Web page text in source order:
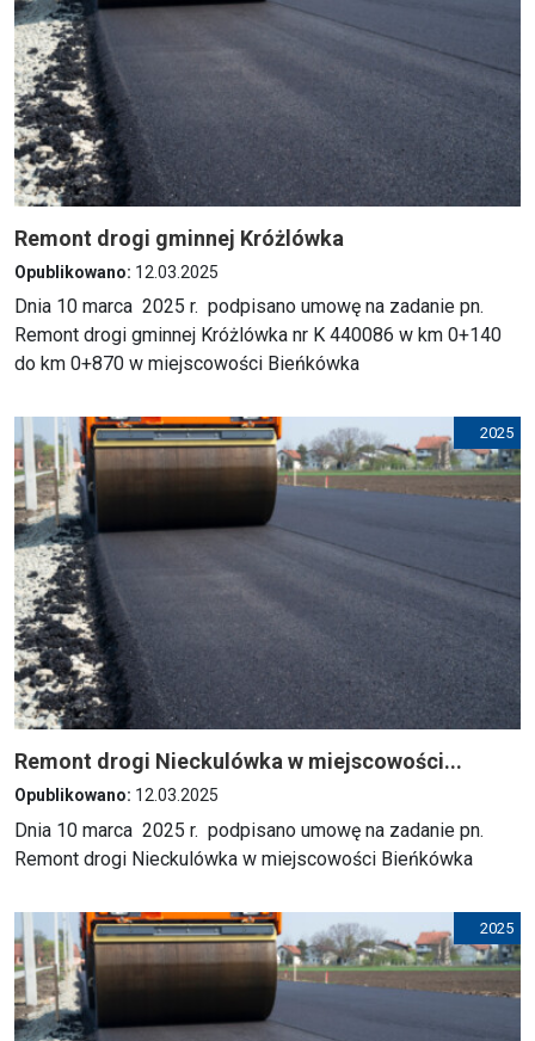
Remont drogi gminnej Króżlówka
Opublikowano: 12.03.2025
Dnia 10 marca 2025 r. podpisano umowę na zadanie pn.
Remont drogi gminnej Króżlówka nr K 440086 w km 0+140
do km 0+870 w miejscowości Bieńkówka
2025
Remont drogi Nieckulówka w miejscowości...
Opublikowano: 12.03.2025
Dnia 10 marca 2025 r. podpisano umowę na zadanie pn.
Remont drogi Nieckulówka w miejscowości Bieńkówka
2025